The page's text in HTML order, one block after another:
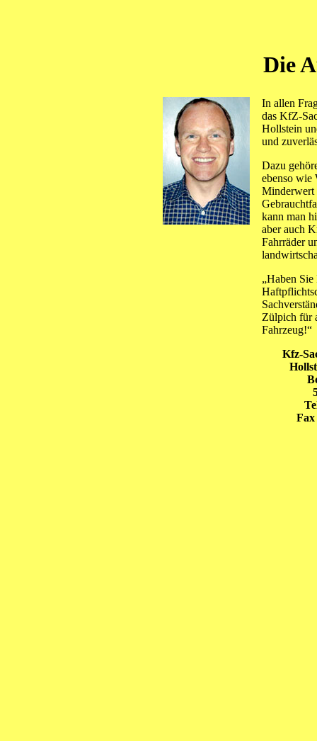
Die
In allen
das KfZ-
Hollstein
und
Dazu
ebenso wie
Minderwert
kann man
aber auch
Fahrräder
„Haben
Zülpich für
Fahrzeug!“
Kfz-
Fax